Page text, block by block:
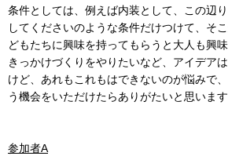
条件としては、例えば内装として、この辺
してくださいのような条件だけつけて、そ
どもたちに興味を持ってもらうと大人も興
きっかけづくりをやりたいなど、アイデア
けど、あれもこれもはできないのが悩みで
う機会をいただけたらありがたいと思います
参加者A